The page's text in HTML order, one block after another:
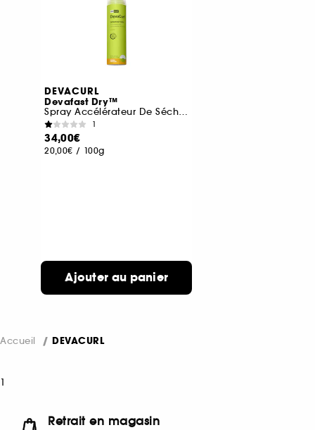
DEVACURL
Devafast Dry™
Spray Accélérateur De Séchage
1
34,00€
20,00€ / 100g
Ajouter au panier
Accueil DEVACURL
1
Retrait en magasin